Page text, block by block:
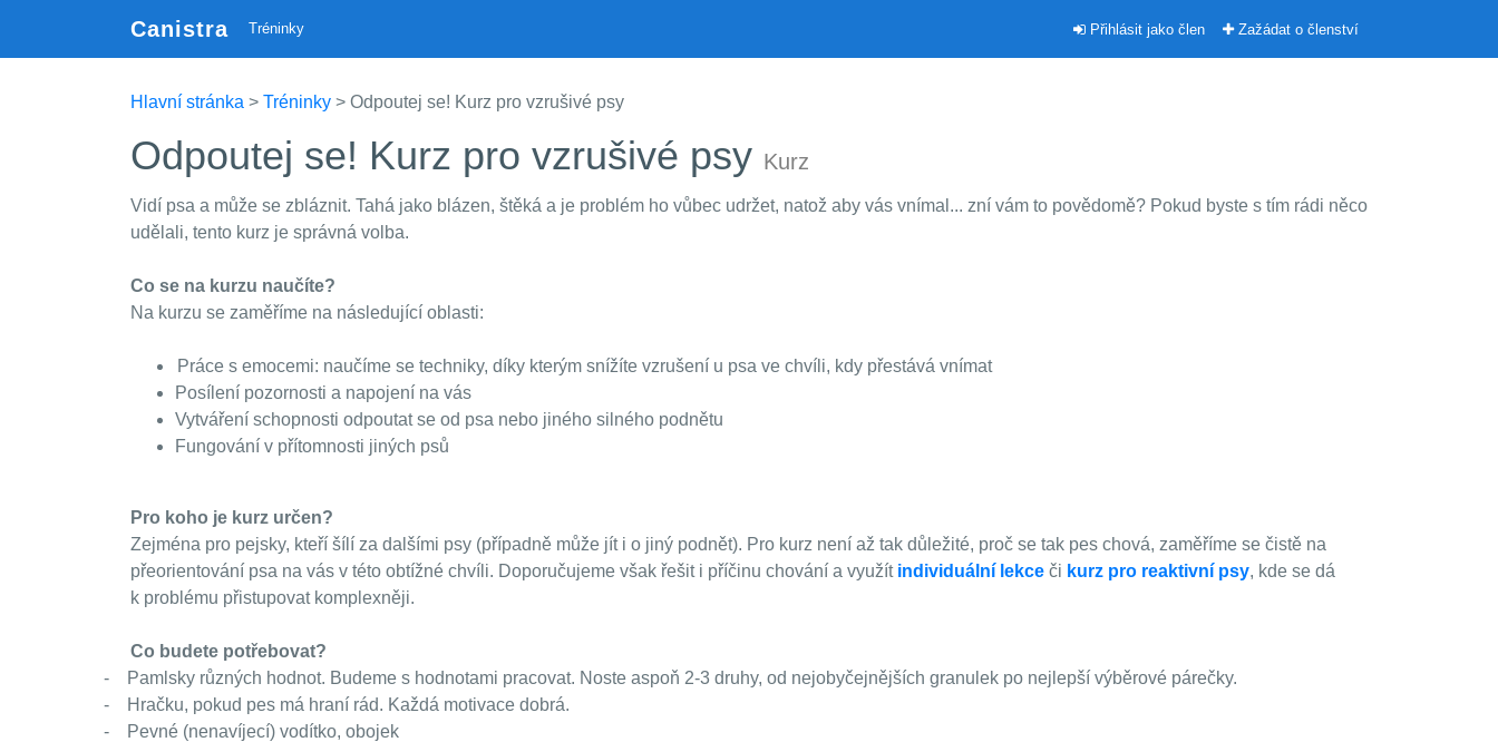
Canistra Tréninky Přihlásit jako člen Zažádat o členství
Hlavní stránka > Tréninky > Odpoutej se! Kurz pro vzrušivé psy
Odpoutej se! Kurz pro vzrušivé psy Kurz
Vidí psa a může se zbláznit. Tahá jako blázen, štěká a je problém ho vůbec udržet, natož aby vás vnímal... zní vám to povědomě? Pokud byste s tím rádi něco
udělali, tento kurz je správná volba.
Co se na kurzu naučíte?
Na kurzu se zaměříme na následující oblasti:
Práce s emocemi: naučíme se techniky, díky kterým snížíte vzrušení u psa ve chvíli, kdy přestává vnímat
Posílení pozornosti a napojení na vás
Vytváření schopnosti odpoutat se od psa nebo jiného silného podnětu
Fungování v přítomnosti jiných psů
Pro koho je kurz určen?
Zejména pro pejsky, kteří šílí za dalšími psy (případně může jít i o jiný podnět). Pro kurz není až tak důležité, proč se tak pes chová, zaměříme se čistě na
přeorientování psa na vás v této obtížné chvíli. Doporučujeme však řešit i příčinu chování a využít individuální lekce či kurz pro reaktivní psy, kde se dá
k problému přistupovat komplexněji.
Co budete potřebovat?
-
Pamlsky různých hodnot. Budeme s hodnotami pracovat. Noste aspoň 2-3 druhy, od nejobyčejnějších granulek po nejlepší výběrové párečky.
-
Hračku, pokud pes má hraní rád. Každá motivace dobrá.
-
Pevné (nenavíjecí) vodítko, obojek